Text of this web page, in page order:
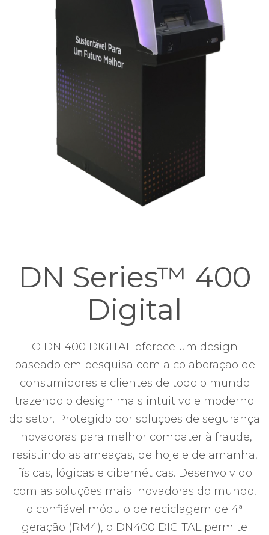
DN Series™ 400
Digital
O DN 400 DIGITAL oferece um design
baseado em pesquisa com a colaboração de
consumidores e clientes de todo o mundo
trazendo o design mais intuitivo e moderno
do setor. Protegido por soluções de segurança
inovadoras para melhor combater à fraude,
resistindo as ameaças, de hoje e de amanhã,
físicas, lógicas e cibernéticas. Desenvolvido
com as soluções mais inovadoras do mundo,
o confiável módulo de reciclagem de 4ª
geração (RM4), o DN400 DIGITAL permite